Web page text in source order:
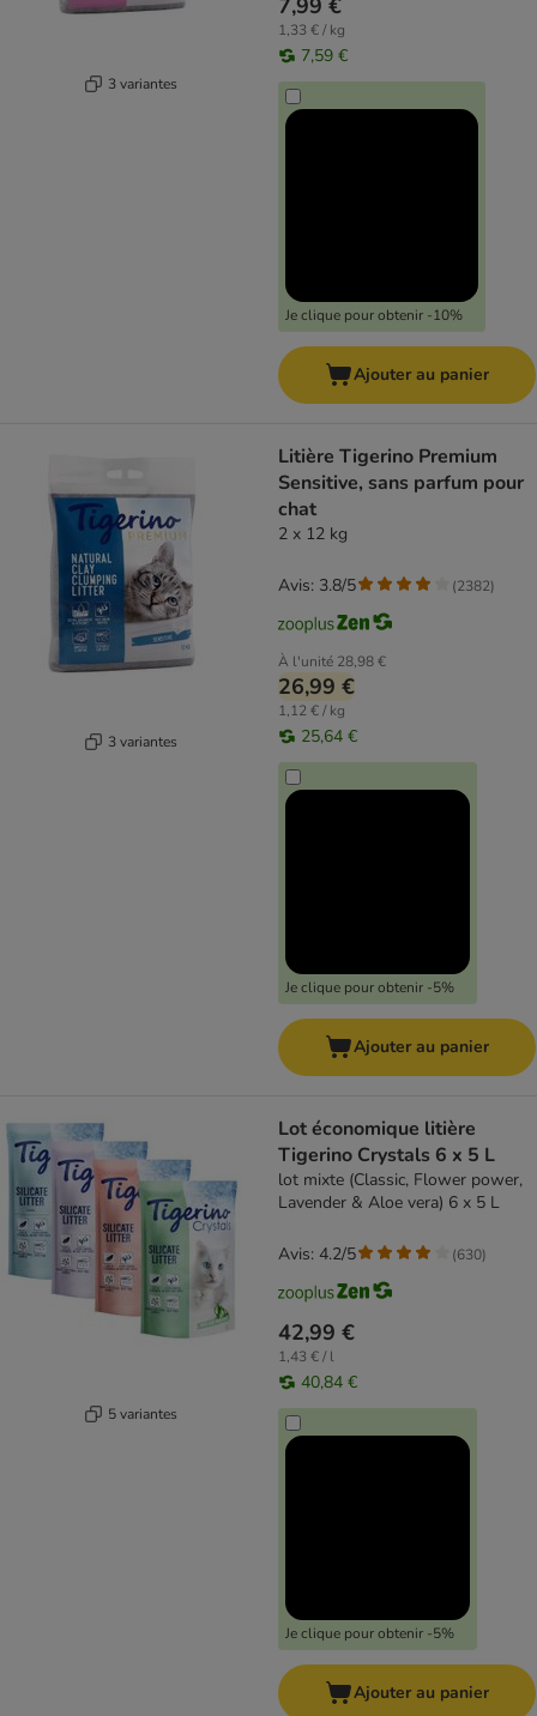
3 variantes
7,99 €
1,33 € / kg
7,59 €
Je clique pour obtenir -10%
Ajouter au panier
3 variantes
Litière Tigerino Premium
Sensitive, sans parfum pour
chat
2 x 12 kg
À l'unité 28,98 €
26,99 €
1,12 € / kg
25,64 €
Je clique pour obtenir -5%
Avis: 3.8/5 (2382)
Ajouter au panier
5 variantes
Lot économique litière
Tigerino Crystals 6 x 5 L
lot mixte (Classic, Flower power,
Lavender & Aloe vera) 6 x 5 L
42,99 €
1,43 € / l
40,84 €
Je clique pour obtenir -5%
Avis: 4.2/5 (630)
Ajouter au panier